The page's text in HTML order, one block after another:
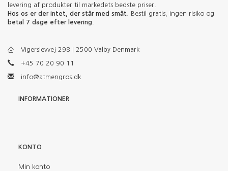
levering af produkter til markedets bedste priser.
Hos os er der intet, der står med småt . Bestil gratis, ingen risiko og
betal 7 dage efter levering
Vigerslevvej 298 | 2500 Valby Denmark
+45 70 20 90 11
info@atmengros.dk
INFORMATIONER
KONTO
Min konto